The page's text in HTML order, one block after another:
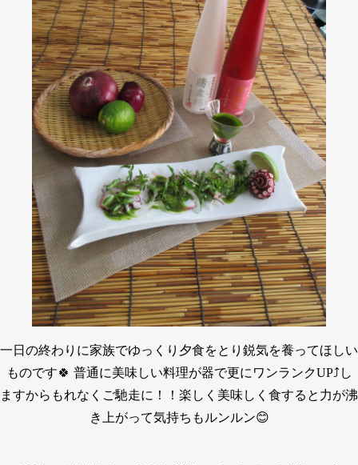
一日の終わりに家族でゆっくり夕食をとり鋭気を養ってほしい
ものです🍀 普通に美味しい料理が器で更にワンランクUP⤴し
ますからもれなくご馳走に！！楽しく美味しく食すると力が沸
き上がって気持ちもルンルン😊